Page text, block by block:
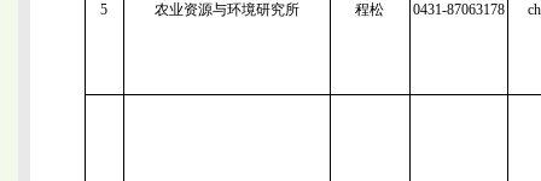
5 农业资源与环境研究所 程松 0431-87063178